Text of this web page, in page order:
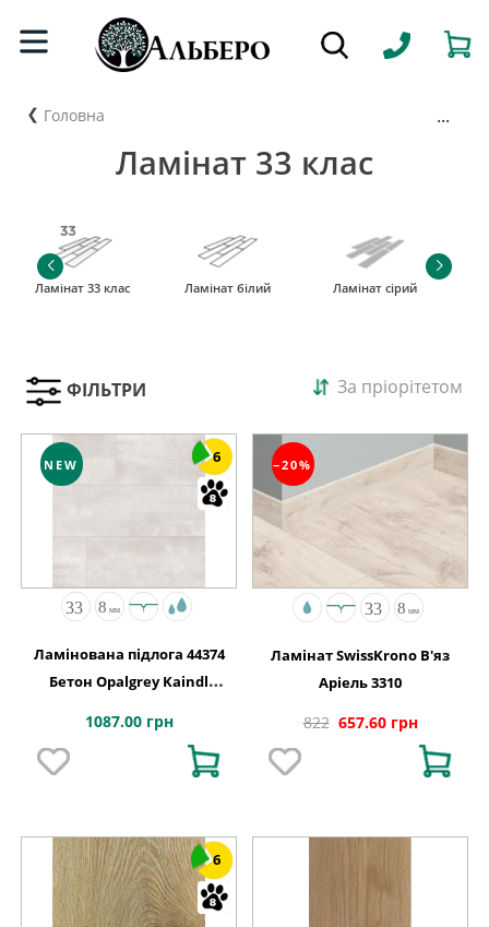
Головна ...
Ламінат 33 клас
Ламінат 33 клас Ламінат білий Ламінат сірий
ФІЛЬТРИ За пріорітетом
NEW 6
Ламінована підлога 44374
Бетон Opalgrey Kaindl
1087.00 грн
−20%
Ламінат SwissKrono В'яз
Аріель 3310
822 657.60 грн
6